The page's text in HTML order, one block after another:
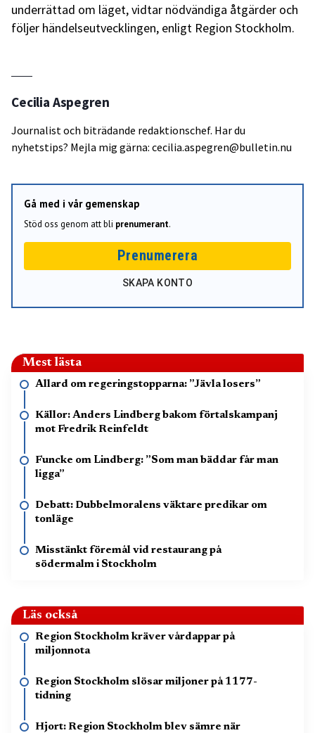
underrättad om läget, vidtar nödvändiga åtgärder och
följer händelseutvecklingen, enligt Region Stockholm.
Cecilia Aspegren
Journalist och biträdande redaktionschef. Har du
nyhetstips? Mejla mig gärna: cecilia.aspegren@bulletin.nu
Gå med i vår gemenskap
Stöd oss genom att bli prenumerant.
Prenumerera
SKAPA KONTO
Mest lästa
Allard om regeringstopparna: ”Jävla losers”
Källor: Anders Lindberg bakom förtalskampanj
mot Fredrik Reinfeldt
Funcke om Lindberg: ”Som man bäddar får man
ligga”
Debatt: Dubbelmoralens väktare predikar om
tonläge
Misstänkt föremål vid restaurang på
södermalm i Stockholm
Läs också
Region Stockholm kräver vårdappar på
miljonnota
Region Stockholm slösar miljoner på 1177-
tidning
Hjort: Region Stockholm blev sämre när